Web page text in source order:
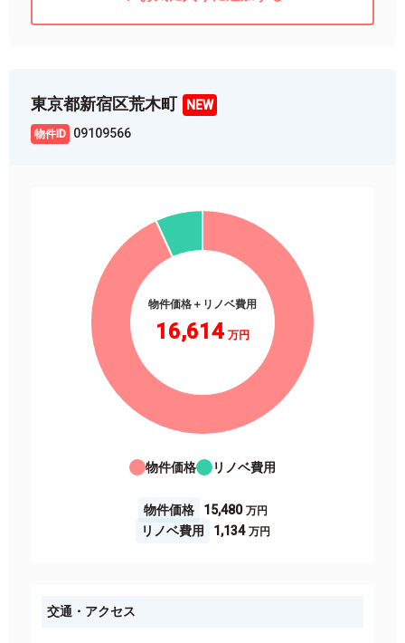
東京都新宿区荒木町
09109566
物件価格＋リノベ費用
16,614
物件価格 リノベ費用
物件価格
15,480
リノベ費用
1,134
交通・アクセス